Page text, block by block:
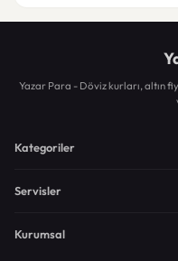
Yazar Para - Döviz kurları, altın
Kategoriler
Servisler
Kurumsal